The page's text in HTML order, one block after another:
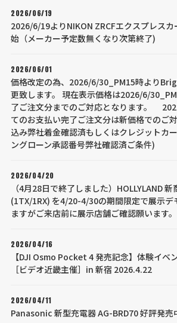
2026/06/19
2026/6/19よりNIKON ZRCFエクスプレス
始（メーカー予定数無くなり次第終了)
2026/06/01
価格改定の為、2026/6/30_PM15時より
更致します。 現在表示価格は2026/6/
了ご注文分までのご対応となります。
てのお支払い完了ご注文分は新価格でのご
込み弊社着金確認済もしくはクレジットカ
ングローン承認番号弊社確認済ご条件)
2026/04/20
（4月28日で終了しました）HOLLYLAND
(1TX/1RX) を4/20-4/30の期間限定で展示デ
ますがご来店前に展示店舗ご確認願います。
2026/04/16
【DJI Osmo Pocket 4 発売記念】体験イベ
［ビデオ近畿主催］in 新宿 2026.4.22
2026/04/11
Panasonic 新型充電器 AG-BRD70 好評発売